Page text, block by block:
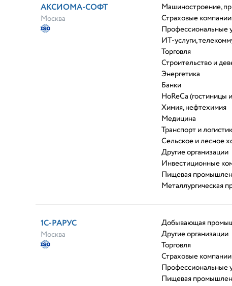
АКСИОМА-СОФТ
Москва
Машиностроение,
Страховые компании
Профессиональные
ИТ-услуги,
Торговля
Строительство и
Энергетика
Банки
HoReCa (гостиницы
Химия, нефтехимия
Медицина
Транспорт и
Сельское и лесное
Другие организации
Инвестиционные
Пищевая
Металлургическая
1С-РАРУС
Москва
Добывающая
Другие организации
Торговля
Страховые компании
Профессиональные
Пищевая